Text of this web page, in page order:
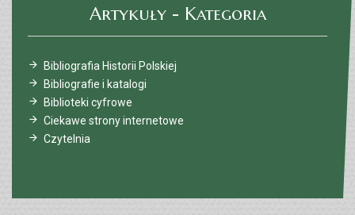
Artykuły - Kategoria
Bibliografia Historii Polskiej
Bibliografie i katalogi
Biblioteki cyfrowe
Ciekawe strony internetowe
Czytelnia